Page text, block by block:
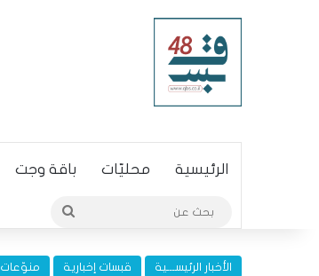
الرئيسية محليّات باقة وجت
الأخبار الرئيســـية قبسات إخبارية منوّعات